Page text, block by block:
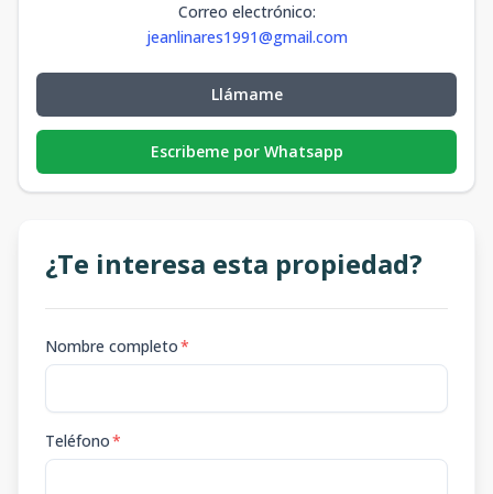
Correo electrónico:
jeanlinares1991@gmail.com
Llámame
Escribeme por Whatsapp
¿Te interesa esta propiedad?
Nombre completo*
Teléfono*